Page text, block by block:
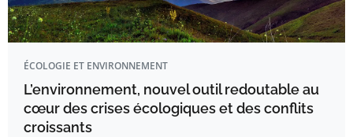
ÉCOLOGIE ET ENVIRONNEMENT
L’environnement, nouvel outil redoutable au
cœur des crises écologiques et des conflits
croissants